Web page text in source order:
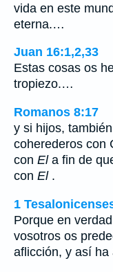
vida en este
eterna.…
Juan 16:1,2,33
Estas cosas os
tropiezo.…
Romanos 8:17
y si hijos,
coherederos con
con Ela fin de
con El.
1
Porque en
vosotros os
aflicción, y así ha